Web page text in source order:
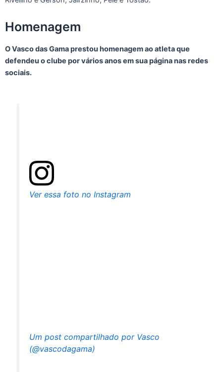
Homenagem
O Vasco das Gama prestou homenagem ao atleta que
defendeu o clube por vários anos em sua página nas redes
sociais.
Ver essa foto no Instagram
Um post compartilhado por Vasco
(@vascodagama)